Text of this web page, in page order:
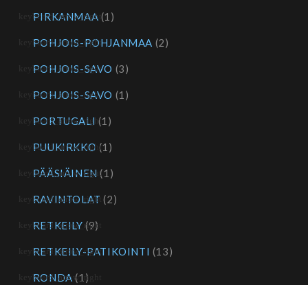
PIRKANMAA (1)
POHJOIS-POHJANMAA (2)
POHJOIS-SAVO (3)
POHJOIS-SAVO (1)
PORTUGALI (1)
PUUKIRKKO (1)
PÄÄSIÄINEN (1)
RAVINTOLAT (2)
RETKEILY (9)
RETKEILY-PATIKOINTI (13)
RONDA (1)